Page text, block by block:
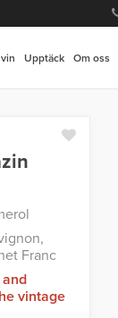
Upptäck Om oss
Franc
vintage